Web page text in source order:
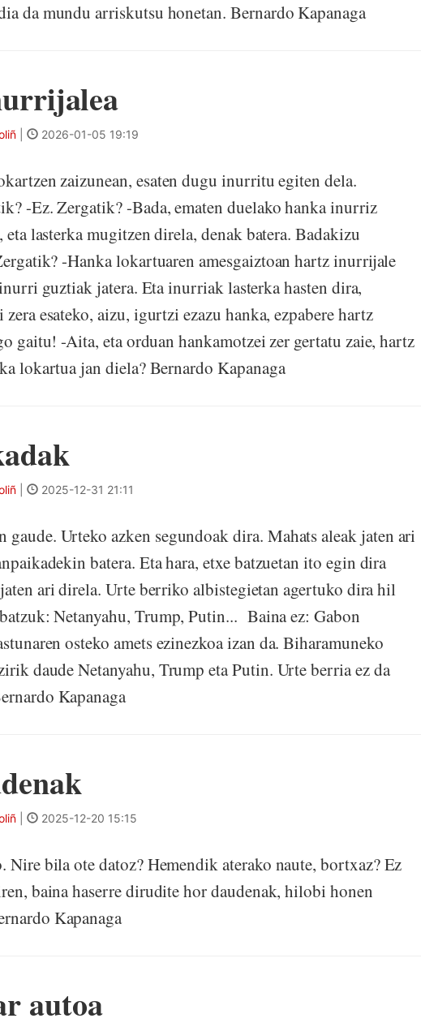
da mundu arriskutsu honetan. Bernardo Kapanaga
2026-01-05 19:19
zaizunean, esaten dugu inurritu egiten dela.
-Ez. Zergatik? -Bada, ematen duelako hanka inurriz
eta lasterka mugitzen direla, denak batera. Badakizu
-Hanka lokartuaren amesgaiztoan hartz inurrijale
guztiak jatera. Eta inurriak lasterka hasten dira,
zera esateko, aizu, igurtzi ezazu hanka, ezpabere hartz
gaitu! -Aita, eta orduan hankamotzei zer gertatu zaie, hartz
lokartua jan diela? Bernardo Kapanaga
2025-12-31 21:11
gaude. Urteko azken segundoak dira. Mahats aleak jaten ari
batera. Eta hara, etxe batzuetan ito egin dira
ari direla. Urte berriko albistegietan agertuko dira hil
Netanyahu, Trump, Putin... Baina ez: Gabon
osteko amets ezinezkoa izan da. Biharamuneko
daude Netanyahu, Trump eta Putin. Urte berria ez da
Kapanaga
2025-12-20 15:15
Nire bila ote datoz? Hemendik aterako naute, bortxaz? Ez
baina haserre dirudite hor daudenak, hilobi honen
Kapanaga
autoa